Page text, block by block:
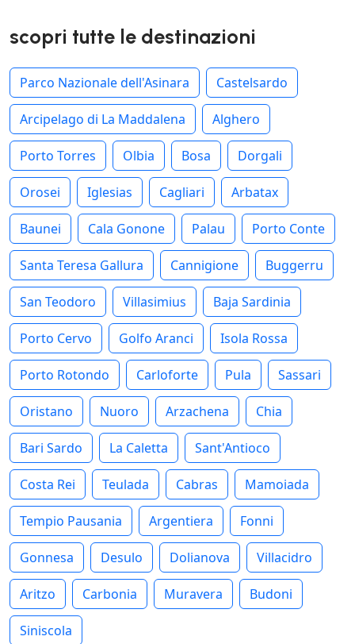
scopri tutte le destinazioni
Parco Nazionale dell'Asinara Castelsardo
Arcipelago di La Maddalena Alghero
Porto Torres Olbia Bosa Dorgali
Orosei Iglesias Cagliari Arbatax
Baunei Cala Gonone Palau Porto Conte
Santa Teresa Gallura Cannigione Buggerru
San Teodoro Villasimius Baja Sardinia
Porto Cervo Golfo Aranci Isola Rossa
Porto Rotondo Carloforte Pula Sassari
Oristano Nuoro Arzachena Chia
Bari Sardo La Caletta Sant'Antioco
Costa Rei Teulada Cabras Mamoiada
Tempio Pausania Argentiera Fonni
Gonnesa Desulo Dolianova Villacidro
Aritzo Carbonia Muravera Budoni
Siniscola